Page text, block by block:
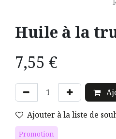
Huile à la
7,55 €
Ajouter à la liste de
Promotion